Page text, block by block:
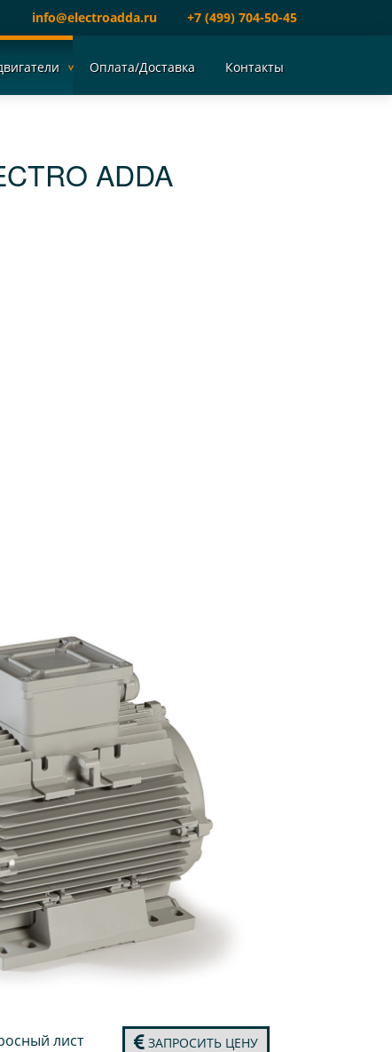
info@electroadda.ru +7 (499) 704-50-45
Оплата/Доставка Контакты
ADDA
лист ЗАПРОСИТЬ ЦЕНУ